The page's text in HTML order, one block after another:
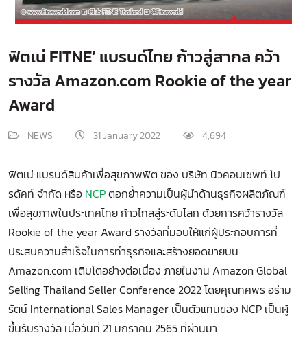
ฟิตเน่ FITNE’ แบรนด์ไทย ก้าวสู่สากล คว้า
รางวัล Amazon.com Rookie of the year
Award
NEWS 31 January 2022 4,694
ฟิตเน่ แบรนด์สินค้าเพื่อสุขภาพฟิต ของ บริษัท นิวคอนเซพท์ โป
รดัคท์ จำกัด หรือ NCPตอกย้ำความเป็นผู้นำด้านธุรกิจผลิตภัณฑ์
เพื่อสุขภาพในประเทศไทย ก้าวไกลสู่ระดับโลก ด้วยการคว้ารางวัล
Rookie of the year Award รางวัลที่มอบให้แก่ผู้ประกอบการที่
ประสบความสำเร็จในการทำธุรกิจและสร้างยอดขายบน
Amazon.com เติบโตอย่างต่อเนื่อง ภายในงาน Amazon Global
Selling Thailand Seller Conference 2022 โดยคุณทศพร อร่าม
รัตน์ International Sales Manager เป็นตัวแทนของ NCP เป็นผู้
ขึ้นรับรางวัล เมื่อวันที่ 21 มกราคม 2565 ที่ผ่านมา